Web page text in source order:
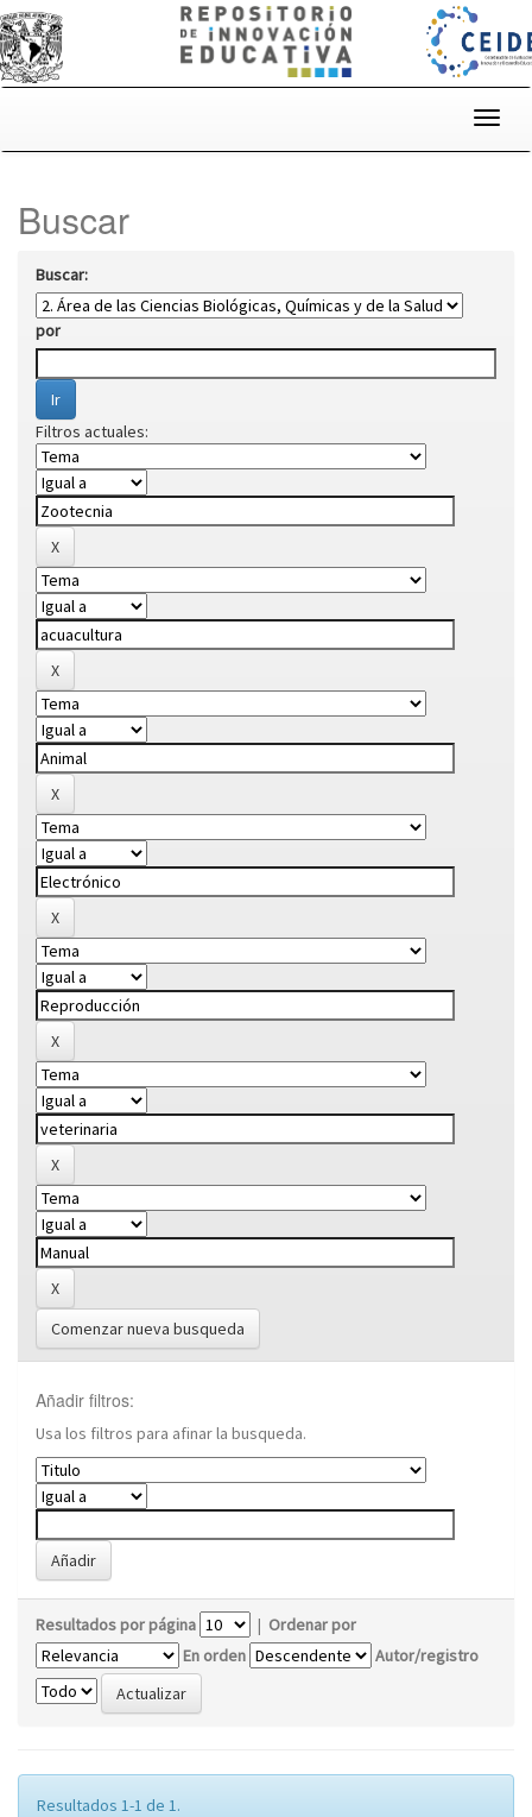
Buscar
Buscar:
por
Filtros actuales:
Comenzar nueva busqueda
Añadir filtros:
Usa los filtros para afinar la busqueda.
Resultados por página | Ordenar por
En orden
Autor/registro
Resultados 1-1 de 1.